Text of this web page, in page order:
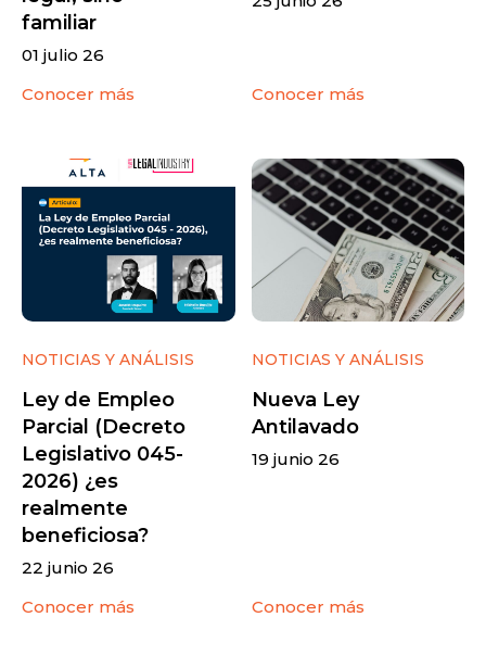
familiar
01 julio 26
Conocer más
Conocer más
NOTICIAS Y ANÁLISIS
Ley de Empleo
Parcial (Decreto
Legislativo 045-
2026) ¿es
realmente
beneficiosa?
22 junio 26
Conocer más
NOTICIAS Y ANÁLISIS
Nueva Ley
Antilavado
19 junio 26
Conocer más